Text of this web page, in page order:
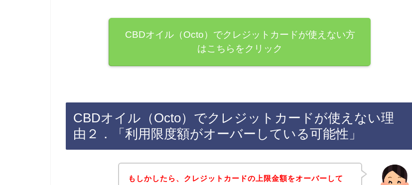
CBDオイル（Octo）でクレジットカードが使えない方
はこちらをクリック
CBDオイル（Octo）でクレジットカードが使えない理
由２．「利用限度額がオーバーしている可能性」
もしかしたら、クレジットカードの上限金額をオーバーして